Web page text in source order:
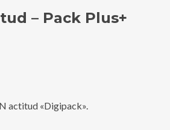
– Pack Plus+
actitud «Digipack».